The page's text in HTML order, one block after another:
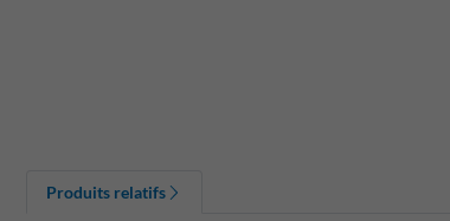
Produits relatifs